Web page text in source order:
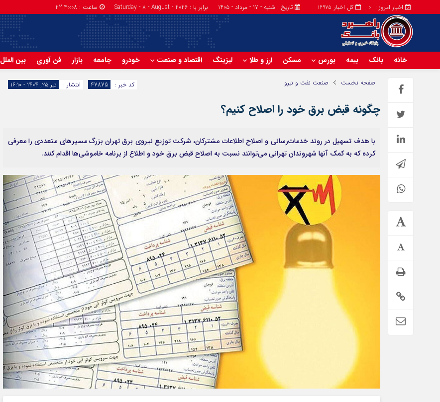
کل اخبار 16975 اخبار امروز : 0 تاریخ : شنبه - ۱۷ - مرداد - ۱۴۰۵ برابر با : Saturday - 8 - August - 2026 ساعت : 22:40:09
خانه بانک بیمه بورس مسکن ارز و طلا لیزینگ اقتصاد و صنعت خودرو جامعه بازار فن آوری بین الملل
صفحه نخست صنعت نفت و نیرو انتشار : تیر ۲۵, ۱۴۰۴ - ۱۶:۱۰ کد خبر : 47875
چگونه قبض برق خود را اصلاح کنیم؟
با هدف تسهیل در روند خدمات‌رسانی و اصلاح اطلاعات مشترکان، شرکت توزیع نیروی برق تهران بزرگ مسیر‌های متعددی را معرفی
کرده که به کمک آنها شهروندان تهرانی می‌توانند نسبت به اصلاح قبض برق خود و اطلاع از برنامه خاموشی‌ها اقدام کنند.
تمدید خودکار بیمه سلامت دهک‌های اقتصادی ۱ تا ۵ تهران
وام فوری بی دردسر بدون ضامن قرض الحسنه | شرایط
دریافت تسهیلات سریع و کم‌بهره | جزئیات ثبت درخواست
وام آسان